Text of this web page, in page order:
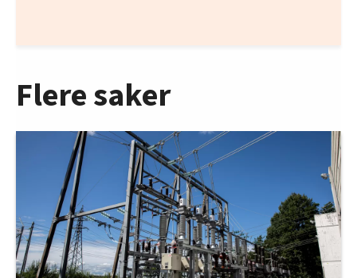
Flere saker